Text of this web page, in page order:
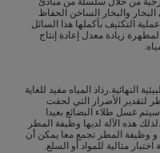
والبخار الساخن الحفاظ
الرطوبة النسبية عند 100٪خلال عملية التكثيف بأكملها هذا السائل
زيادة معدل إعادة إنتاج
النهائية.رذاذ المياه مفيد للغاية
لتقدير الأضرار التي لحقت
غسل طلاء البضائع بعيدا
هذه الآلة لديها وظيفة المطر
و وظيفة المطر تجمع معا يمكن أن
مثالية للمواد أو السلع.